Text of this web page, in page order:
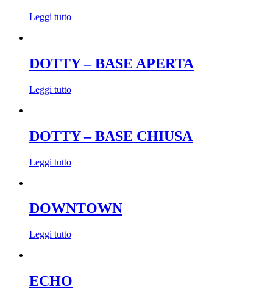
Leggi tutto
DOTTY – BASE APERTA
Leggi tutto
DOTTY – BASE CHIUSA
Leggi tutto
DOWNTOWN
Leggi tutto
ECHO